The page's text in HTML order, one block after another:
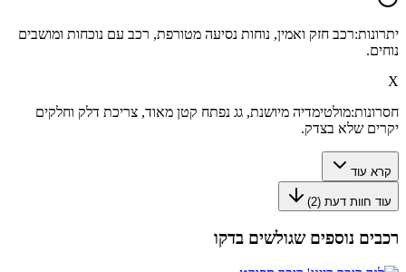
יתרונות:רכב חזק ואמין, נוחות נסיעה מטורפת, רכב עם נוכחות ומושבים
נוחים.
X
חסרונות:מולטימדיה מיושנת, גג נפתח קטן מאוד, צריכת דלק וחלקים
יקרים שלא בצדק.
קרא עוד
עוד חוות דעת (2
)
רכבים נוספים שגולשים בדקו